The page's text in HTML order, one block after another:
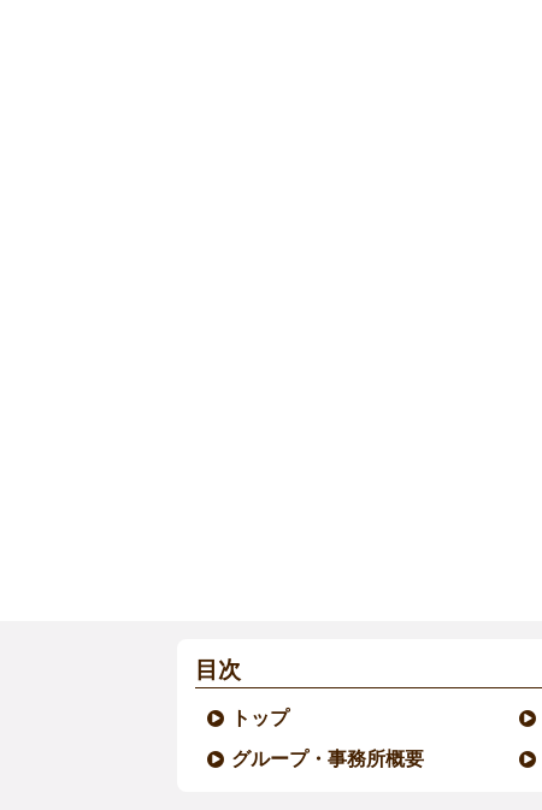
目次
トップ
グループ・事務所概要